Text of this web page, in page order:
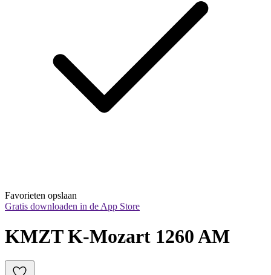
Favorieten opslaan
Gratis downloaden in de App Store
KMZT K-Mozart 1260 AM